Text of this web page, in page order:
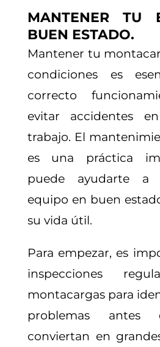
MANTENER TU
BUEN ESTADO.
Mantener tu
condiciones es
correcto
evitar accidentes
trabajo. El
es una práctica
puede ayudarte a
equipo en buen
su vida útil.
Para empezar, es
inspecciones
montacargas para
problemas
conviertan en